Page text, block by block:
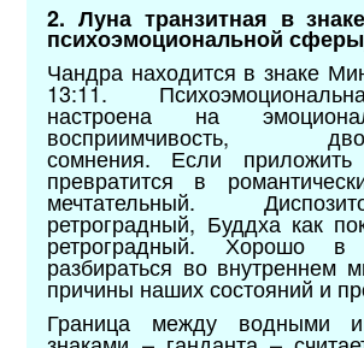
2. Луна транзитная в
психоэмоциональной
Чандра находится в знаке
13:11.
настроена на
восприимчивость,
сомнения. Если
превратится в
мечтательный.
ретроградный, Буддха как
ретроградный. Хорошо
разбираться во внутреннем
причины наших состояний и
Граница между водными